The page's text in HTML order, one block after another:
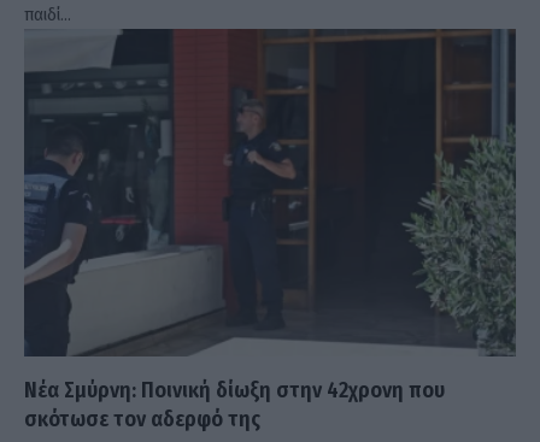
παιδί…
Νέα Σμύρνη: Ποινική δίωξη στην 42χρονη που
σκότωσε τον αδερφό της